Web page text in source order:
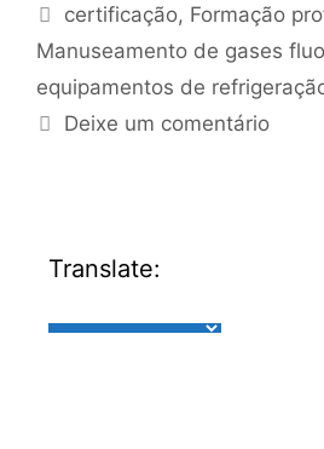
certificação, Formação
Manuseamento de gases
equipamentos de
Deixe um comentário
Translate: